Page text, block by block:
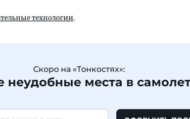
технологии.
Скоро на «Тонкостях»:
неудобные места в